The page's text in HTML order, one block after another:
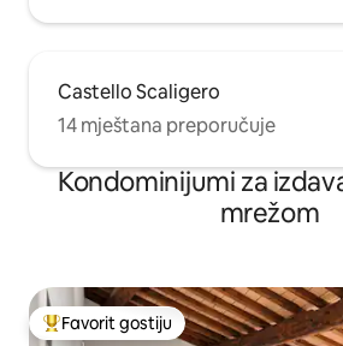
Castello Scaligero
14 mještana preporučuje
Kondominijumi za
mrežom
Glavni favorit gostiju
Favorit gostiju